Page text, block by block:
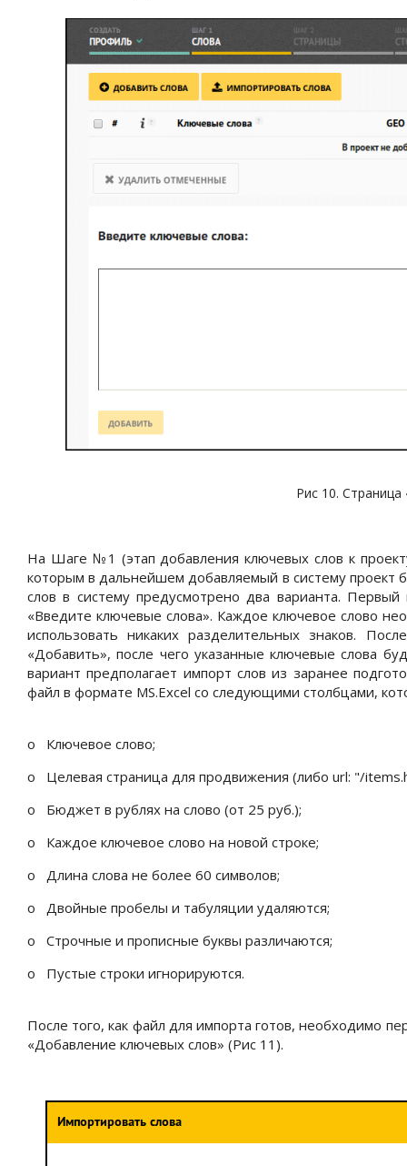
Рис 10.
На Шаге №1 (этап добавления ключевых слов к
которым в дальнейшем добавляемый в систему проект
слов в систему предусмотрено два варианта.
«Введите ключевые слова». Каждое ключевое слово
использовать никаких разделительных знаков.
«Добавить», после чего указанные ключевые слова
вариант предполагает импорт слов из заранее
файл в формате MS.Excel со следующими столбцами,
o
Ключевое слово;
o
Целевая страница для продвижения (либо url: "/
o
Бюджет в рублях на слово (от 25 руб.);
o
Каждое ключевое слово на новой строке;
o
Длина слова не более 60 символов;
o
Двойные пробелы и табуляции удаляются;
o
Строчные и прописные буквы различаются;
o
Пустые строки игнорируются.
После того, как файл для импорта готов, необходимо
«Добавление ключевых слов» (Рис 11).